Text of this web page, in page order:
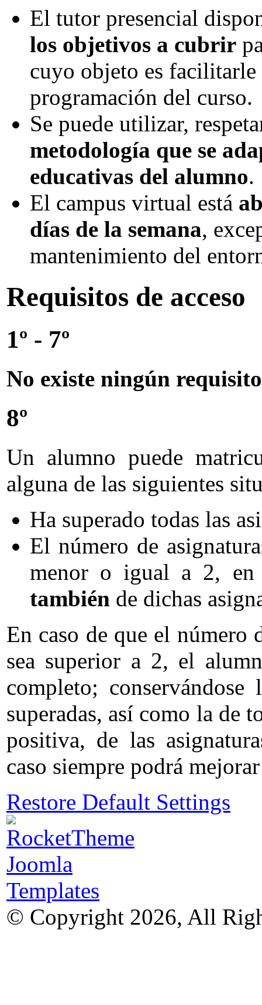
El tutor presencial
los objetivos a cubrir
cuyo objeto es
programación del curso.
Se puede utilizar,
metodología que se
educativas del alumno.
El campus virtual está
días de la semana,
mantenimiento del
Requisitos de acceso
1º - 7º
No existe ningún
8º
Un alumno puede
alguna de las siguientes
Ha superado todas las
El número de
menor o igual a 2, en
también de dichas
En caso de que el número
sea superior a 2, el
completo;
superadas, así como la de
positiva, de las
caso siempre podrá
Restore Default Settings
© Copyright 2026, All